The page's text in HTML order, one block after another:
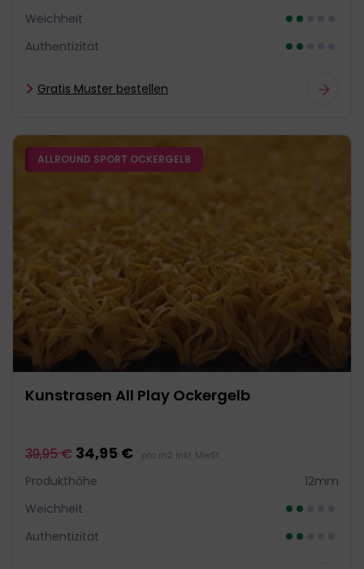
Weichheit
Authentizität
Gratis Muster bestellen
ALLROUND SPORT OCKERGELB
Kunstrasen All Play Ockergelb
39,95 € 34,95 € pro m2 inkl. MwSt.
Produkthöhe
12mm
Weichheit
Authentizität